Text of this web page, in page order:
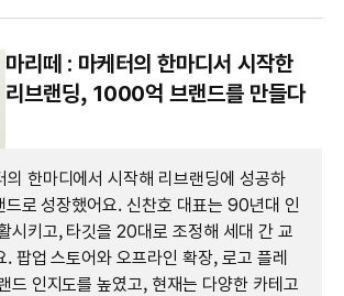
마리떼 : 마케터의 한마디서 시작한
리브랜딩, 1000억 브랜드를 만들다
의 한마디에서 시작해 리브랜딩에 성공하
로 성장했어요. 신찬호 대표는 90년대 인
시키고, 타깃을 20대로 조정해 세대 간 교
. 팝업 스토어와 오프라인 확장, 로고 플레
드 인지도를 높였고, 현재는 다양한 카테고